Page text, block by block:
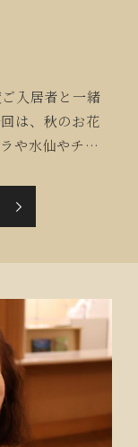
入居者と一緒
は、秋のお花
や水仙やチュ
も楽しそう
球根は春にな
なってきまし